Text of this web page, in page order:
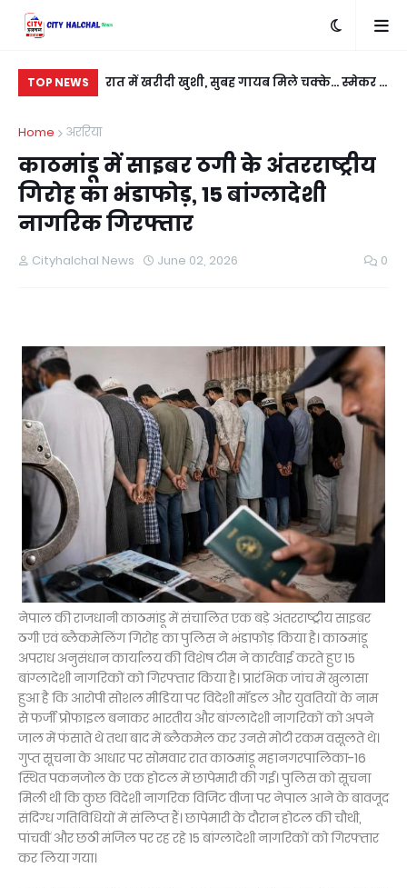
TOP NEWS
बदला लेने के लिए
रात में खरीदी खुशी, सुबह गायब मिले चक्के... स्मेकर ने
Home
अररिया
काठमांडू में साइबर ठगी के अंतरराष्ट्रीय
गिरोह का भंडाफोड़, 15 बांग्लादेशी
नागरिक गिरफ्तार
Cityhalchal News June 02, 2026 0
नेपाल की राजधानी काठमांडू में संचालित एक बड़े अंतरराष्ट्रीय साइबर
ठगी एवं ब्लैकमेलिंग गिरोह का पुलिस ने भंडाफोड़ किया है। काठमांडू
अपराध अनुसंधान कार्यालय की विशेष टीम ने कार्रवाई करते हुए 15
बांग्लादेशी नागरिकों को गिरफ्तार किया है। प्रारंभिक जांच में खुलासा
हुआ है कि आरोपी सोशल मीडिया पर विदेशी मॉडल और युवतियों के नाम
से फर्जी प्रोफाइल बनाकर भारतीय और बांग्लादेशी नागरिकों को अपने
जाल में फंसाते थे तथा बाद में ब्लैकमेल कर उनसे मोटी रकम वसूलते थे।
गुप्त सूचना के आधार पर सोमवार रात काठमांडू महानगरपालिका-16
स्थित पकनजोल के एक होटल में छापेमारी की गई। पुलिस को सूचना
मिली थी कि कुछ विदेशी नागरिक विजिट वीजा पर नेपाल आने के बावजूद
संदिग्ध गतिविधियों में संलिप्त हैं। छापेमारी के दौरान होटल की चौथी,
पांचवीं और छठी मंजिल पर रह रहे 15 बांग्लादेशी नागरिकों को गिरफ्तार
कर लिया गया।